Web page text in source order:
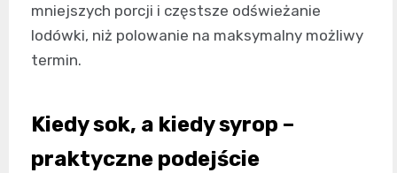
mniejszych porcji i częstsze odświeżanie
lodówki, niż polowanie na maksymalny możliwy
termin.
Kiedy sok, a kiedy syrop –
praktyczne podejście